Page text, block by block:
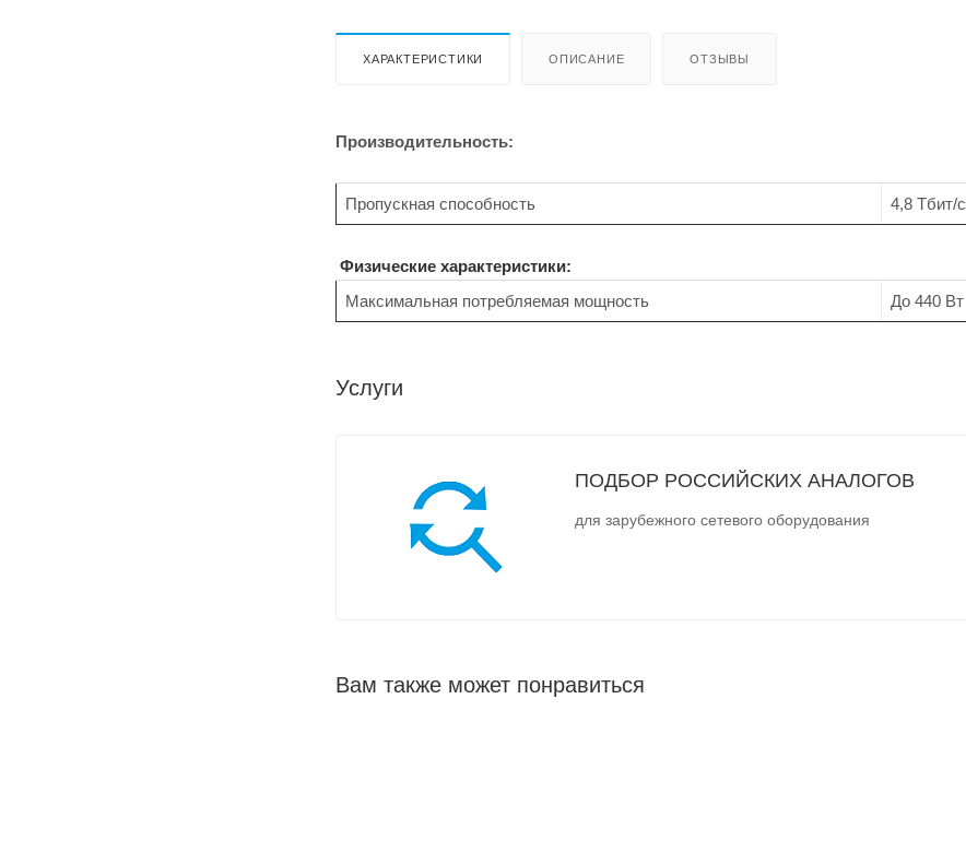
ХАРАКТЕРИСТИКИ ОПИСАНИЕ ОТЗЫВЫ
Производительность:
Пропускная способность 4,8 Тбит/с
Физические характеристики:
Максимальная потребляемая мощность
До 440 Вт
Услуги
ПОДБОР РОССИЙСКИХ АНАЛОГОВ
для зарубежного сетевого оборудования
Вам также может понравиться